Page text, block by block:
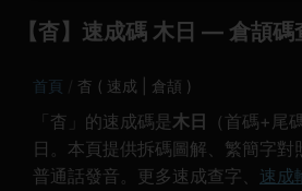
【杳】速成碼 木日 — 倉頡碼
首頁 杳 ( 速成 | 倉頡 )
「杳」的速成碼是 木日
（首碼+尾
日。本頁提供拆碼圖解、繁簡字對
普通話發音。更多速成查字、 速成